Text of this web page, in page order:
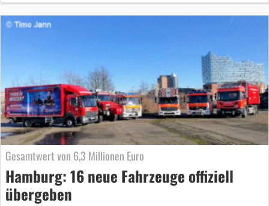
Gesamtwert von 6,3 Millionen Euro
Hamburg: 16 neue Fahrzeuge offiziell
übergeben